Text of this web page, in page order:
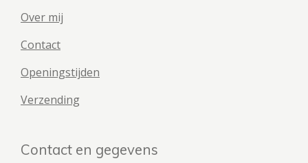
Over mij
Contact
Openingstijden
Verzending
Contact en gegevens